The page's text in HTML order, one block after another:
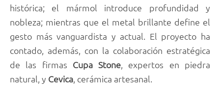
histórica; el mármol introduce profundidad y
nobleza; mientras que el metal brillante define el
gesto más vanguardista y actual. El proyecto ha
contado, además, con la colaboración estratégica
de las firmas Cupa Stone, expertos en piedra
natural, y Cevica, cerámica artesanal.